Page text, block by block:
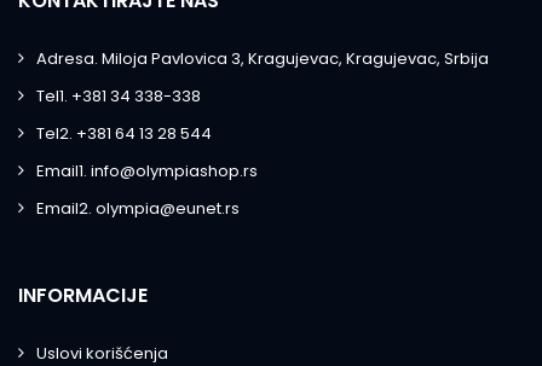
Adresa. Miloja Pavlovica 3, Kragujevac, Kragujevac, Srbija
Tel1. +381 34 338-338
Tel2. +381 64 13 28 544
Email1. info@olympiashop.rs
Email2. olympia@eunet.rs
INFORMACIJE
Uslovi korišćenja